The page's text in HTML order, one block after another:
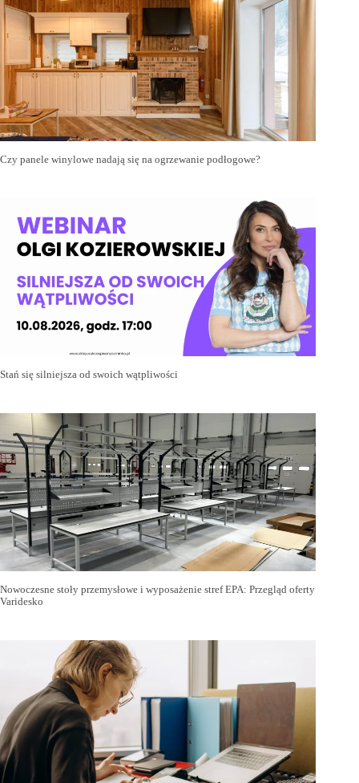
Czy panele winylowe nadają się na ogrzewanie podłogowe?
Stań się silniejsza od swoich wątpliwości
Nowoczesne stoły przemysłowe i wyposażenie stref EPA: Przegląd oferty
Varidesko